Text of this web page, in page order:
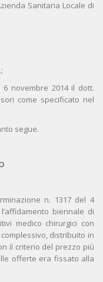
Sanitaria Locale di
6 novembre 2014 il dott.
come specificato nel
segue.
n. 1317 del 4
biennale di
medico chirurgici con
distribuito in
il criterio del prezzo più
offerte era fissato alla